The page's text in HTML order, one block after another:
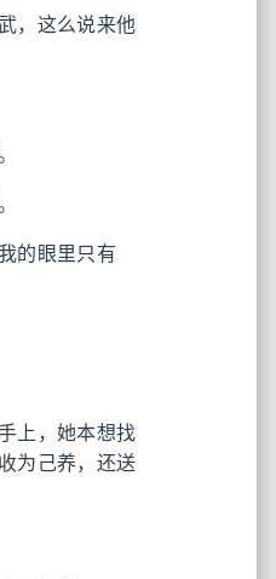
，这么说来他
的眼里只有
上，她本想找
为己养，还送